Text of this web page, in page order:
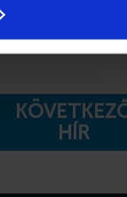
vár rátok a
HÍR